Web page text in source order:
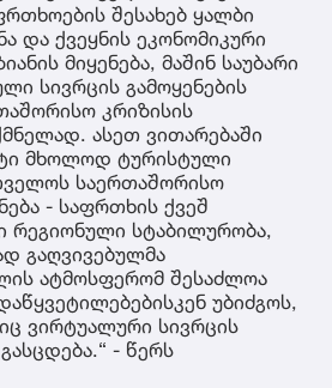
შესახებ ყალბი
და ქვეყნის ეკონომიკური
მიყენება, მაშინ საუბარი
სივრცის გამოყენების
კრიზისის
ასეთ ვითარებაში
მხოლოდ ტურისტული
საერთაშორისო
- საფრთხის ქვეშ
რეგიონული სტაბილურობა,
გაღვივებულმა
ატმოსფერომ შესაძლოა
უბიძგოს,
ვირტუალური სივრცის
- წერს